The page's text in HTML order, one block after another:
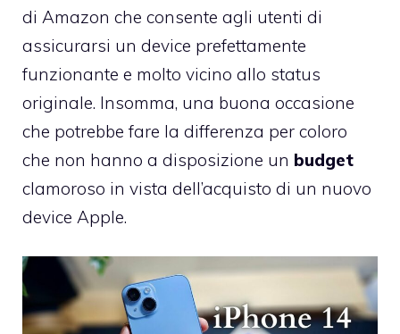
di Amazon che consente agli utenti di
assicurarsi un device prefettamente
funzionante e molto vicino allo status
originale. Insomma, una buona occasione
che potrebbe fare la differenza per coloro
che non hanno a disposizione un budget
clamoroso in vista dell’acquisto di un nuovo
device Apple.